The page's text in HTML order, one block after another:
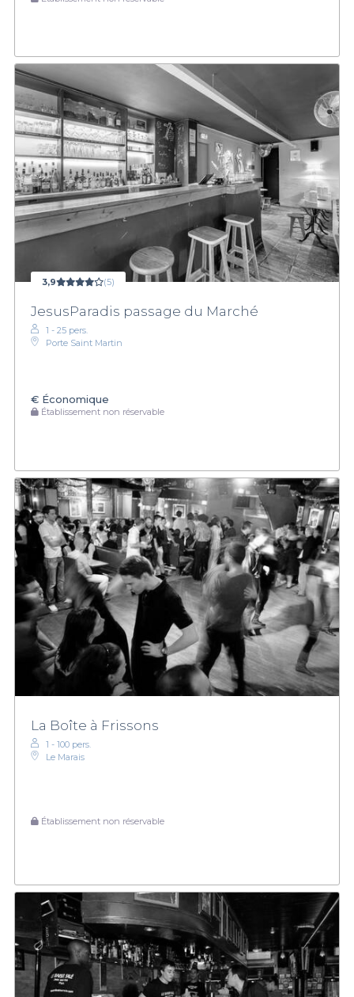
3,9 (5)
JesusParadis passage du Marché
1 - 25 pers.
Porte Saint Martin
€ Économique
Établissement non réservable
La Boîte à Frissons
1 - 100 pers.
Le Marais
Établissement non réservable